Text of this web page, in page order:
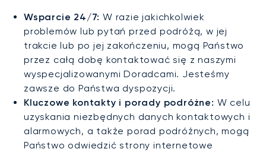
Wsparcie 24/7: W razie jakichkolwiek
problemów lub pytań przed podróżą, w jej
trakcie lub po jej zakończeniu, mogą Państwo
przez całą dobę kontaktować się z naszymi
wyspecjalizowanymi Doradcami. Jesteśmy
zawsze do Państwa dyspozycji.
Kluczowe kontakty i porady podróżne: W celu
uzyskania niezbędnych danych kontaktowych i
alarmowych, a także porad podróżnych, mogą
Państwo odwiedzić strony internetowe